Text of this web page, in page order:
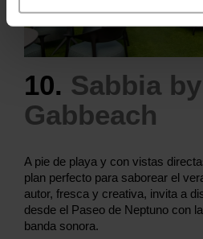
10. Sabbia by
Gabbeach
A pie de playa y con vistas
plan perfecto para saborear el
autor, fresca y creativa, invita a
desde el Paseo de Neptuno con
banda sonora.